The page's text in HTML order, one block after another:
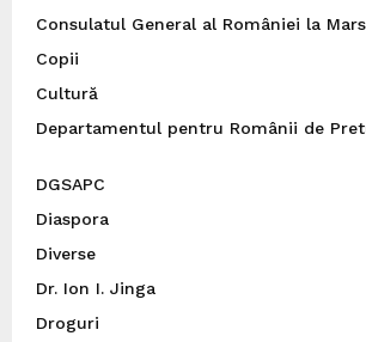
Consulatul General al României la
Copii
Cultură
Departamentul pentru Românii de
DGSAPC
Diaspora
Diverse
Dr. Ion I. Jinga
Droguri